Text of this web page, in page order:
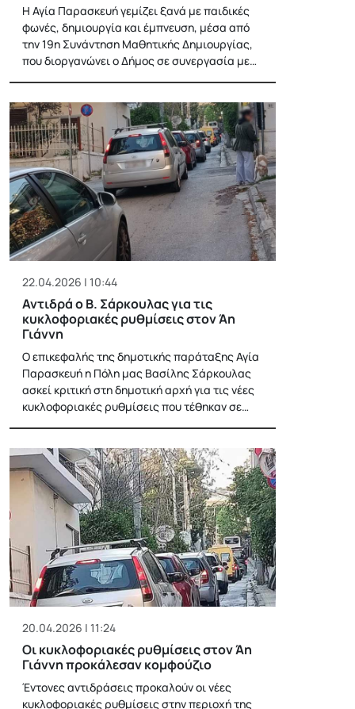
Η Αγία Παρασκευή γεμίζει ξανά με παιδικές
φωνές, δημιουργία και έμπνευση, μέσα από
την 19η Συνάντηση Μαθητικής Δημιουργίας,
που διοργανώνει ο Δήμος σε συνεργασία με…
22.04.2026 | 10:44
Αντιδρά ο Β. Σάρκουλας για τις
κυκλοφοριακές ρυθμίσεις στον Άη
Γιάννη
Ο επικεφαλής της δημοτικής παράταξης Αγία
Παρασκευή η Πόλη μας Βασίλης Σάρκουλας
ασκεί κριτική στη δημοτική αρχή για τις νέες
κυκλοφοριακές ρυθμίσεις που τέθηκαν σε…
20.04.2026 | 11:24
Οι κυκλοφοριακές ρυθμίσεις στον Άη
Γιάννη προκάλεσαν κομφούζιο
Έντονες αντιδράσεις προκαλούν οι νέες
κυκλοφοριακές ρυθμίσεις στην περιοχή της